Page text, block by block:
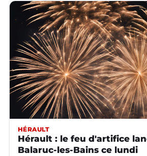
HÉRAULT
Hérault : le feu d'artifice
Balaruc-les-Bains ce lundi